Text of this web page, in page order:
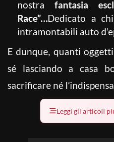
nostra fantasia
Race”…Dedicato a
intramontabili auto
E dunque, quanti
sé lasciando a casa
sacrificare né
Leggi gli articoli